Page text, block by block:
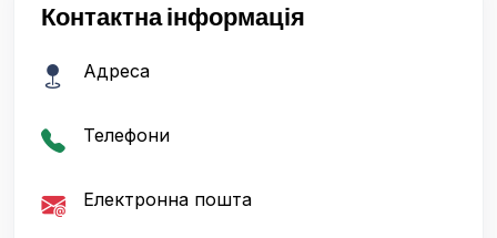
Контактна інформація
Адреса
Телефони
Електронна пошта